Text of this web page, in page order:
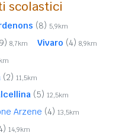
scolastici
(8) 5,9km
8,7km Vivaro (4) 8,9km
(2) 11,5km
(5) 12,5km
Arzene (4) 13,5km
14,9km